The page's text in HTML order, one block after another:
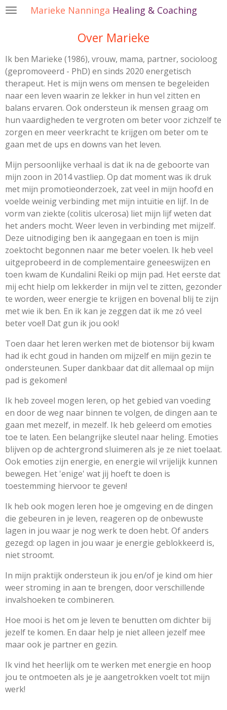
Ga
hoofdinhoud
Marieke Nanninga Healing & Coaching
Over Marieke
Ik ben Marieke (1986), vrouw, mama, partner, socioloog
(gepromoveerd - PhD) en sinds 2020 energetisch
therapeut. Het is mijn wens om mensen te begeleiden
naar een leven waarin ze lekker in hun vel zitten en
balans ervaren. Ook ondersteun ik mensen graag om
hun vaardigheden te vergroten om beter voor zichzelf te
zorgen en meer veerkracht te krijgen om beter om te
gaan met de ups en downs van het leven.
Mijn persoonlijke verhaal is dat ik na de geboorte van
mijn zoon in 2014 vastliep. Op dat moment was ik druk
met mijn promotieonderzoek, zat veel in mijn hoofd en
voelde weinig verbinding met mijn intuïtie en lijf. In de
vorm van ziekte (colitis ulcerosa) liet mijn lijf weten dat
het anders mocht. Weer leven in verbinding met mijzelf.
Deze uitnodiging ben ik aangegaan en toen is mijn
zoektocht begonnen naar me beter voelen. Ik heb veel
uitgeprobeerd in de complementaire geneeswijzen en
toen kwam de Kundalini Reiki op mijn pad. Het eerste dat
mij echt hielp om lekkerder in mijn vel te zitten, gezonder
te worden, weer energie te krijgen en bovenal blij te zijn
met wie ik ben. En ik kan je zeggen dat ik me zó veel
beter voel! Dat gun ik jou ook!
Toen daar het leren werken met de biotensor bij kwam
had ik echt goud in handen om mijzelf en mijn gezin te
ondersteunen. Super dankbaar dat dit allemaal op mijn
pad is gekomen!
Ik heb zoveel mogen leren, op het gebied van voeding
en door de weg naar binnen te volgen, de dingen aan te
gaan met mezelf, in mezelf. Ik heb geleerd om emoties
toe te laten. Een belangrijke sleutel naar heling. Emoties
blijven op de achtergrond sluimeren als je ze niet toelaat.
Ook emoties zijn energie, en energie wil vrijelijk kunnen
bewegen. Het 'enige' wat jij hoeft te doen is
toestemming hiervoor te geven!
Ik heb ook mogen leren hoe je omgeving en de dingen
die gebeuren in je leven, reageren op de onbewuste
lagen in jou waar je nog werk te doen hebt. Of anders
gezegd: op lagen in jou waar je energie geblokkeerd is,
niet stroomt.
In mijn praktijk ondersteun ik jou en/of je kind om hier
weer stroming in aan te brengen, door verschillende
invalshoeken te combineren.
Hoe mooi is het om je leven te benutten om dichter bij
jezelf te komen. En daar help je niet alleen jezelf mee
maar ook je partner en gezin.
Ik vind het heerlijk om te werken met energie en hoop
jou te ontmoeten als je je aangetrokken voelt tot mijn
werk!